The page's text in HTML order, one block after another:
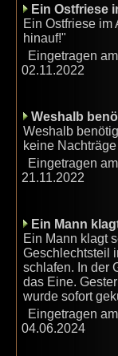
Ein Ostfriese
Ein Ostfriese im
hinauf!"
Eingetragen
02.11.2022
Weshalb
Weshalb
keine
Eingetragen
21.11.2022
Ein Mann
Ein Mann klagt
Geschlechtsteil
schlafen. In der
das Eine.
wurde sofort
Eingetragen
04.06.2024